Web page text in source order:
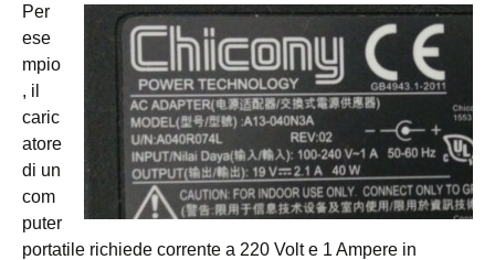
Per
ese
mpio
, il
caric
atore
di un
com
puter
portatile richiede corrente a 220 Volt e 1 Ampere in